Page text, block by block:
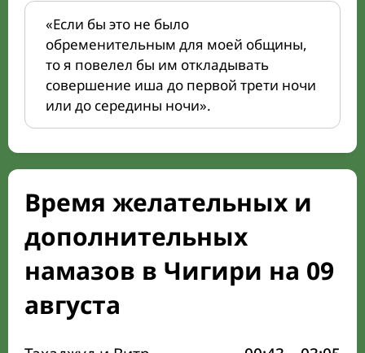
«Если бы это не было
обременительным для моей общины,
то я повелел бы им откладывать
совершение иша до первой трети ночи
или до середины ночи».
Время желательных и
дополнительных
намазов в Чигири на 09
августа